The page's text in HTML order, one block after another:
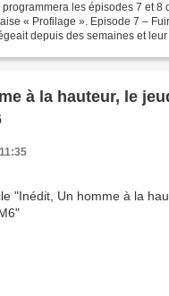
les épisodes 7 et 8
« Profilage ». Episode 7 –
depuis des semaines et
à la hauteur, le